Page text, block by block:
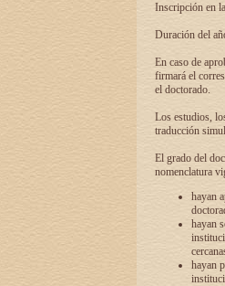
Inscripción en
Duración del
En caso de
firmará el
el doctorado.
Los estudios,
traducción
El grado del
nomenclatura
hayan
hayan
hayan